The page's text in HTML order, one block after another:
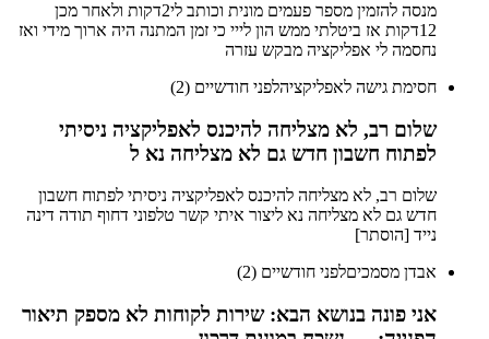
מנסה להזמין מספר פעמים מונית וכותב לי2דקות ולאחר מכן
12דקות אז ביטלתי ממש הון לייי כי זמן המתנה היה ארוך מידי ואז
נחסמה לי אפליקציה מבקש עזרה
חסימת גישה לאפליקציהלפני חודשיים (2)
שלום רב, לא מצליחה להיכנס לאפליקציה ניסיתי
לפתוח חשבון חדש גם לא מצליחה נא ל
שלום רב, לא מצליחה להיכנס לאפליקציה ניסיתי לפתוח חשבון
חדש גם לא מצליחה נא ליצור איתי קשר טלפוני דחוף תודה דינה
נייד [הוסתר]
אבדן מסמכיםלפני חודשיים (2)
אני פונה בנושא הבא: שירות לקוחות לא מספק תיאור